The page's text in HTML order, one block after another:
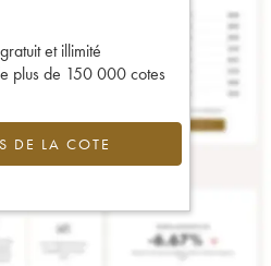
et illimité
plus de 150 000 cotes
DE LA COTE